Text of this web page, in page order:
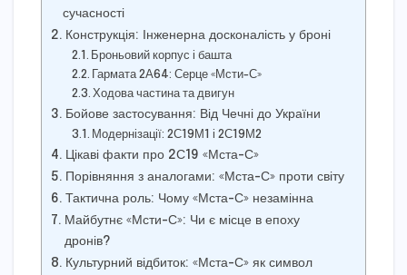
сучасності
Конструкція: Інженерна досконалість у броні
Броньовий корпус і башта
Гармата 2А64: Серце «Мсти-С»
Ходова частина та двигун
Бойове застосування: Від Чечні до України
Модернізації: 2С19М1 і 2С19М2
Цікаві факти про 2С19 «Мста-С»
Порівняння з аналогами: «Мста-С» проти світу
Тактична роль: Чому «Мста-С» незамінна
Майбутнє «Мсти-С»: Чи є місце в епоху
дронів?
Культурний відбиток: «Мста-С» як символ